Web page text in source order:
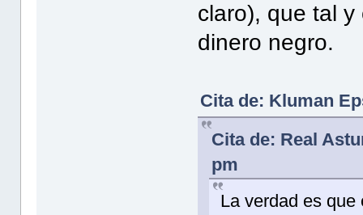
claro), que tal
dinero negro.
Cita de: Kluman
Cita de: Real
pm
La verdad es